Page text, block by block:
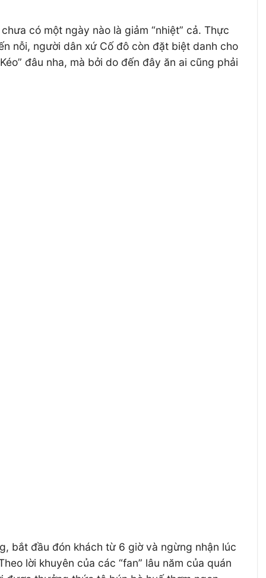
có một ngày nào là giảm “nhiệt” cả. Thực
nỗi, người dân xứ Cố đô còn đặt biệt danh cho
đâu nha, mà bởi do đến đây ăn ai cũng phải
bắt đầu đón khách từ 6 giờ và ngừng nhận lúc
lời khuyên của các “fan” lâu năm của quán